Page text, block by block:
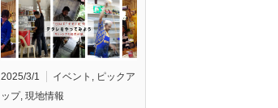
2025/3/1 イベント , ピックア
ップ, 現地情報